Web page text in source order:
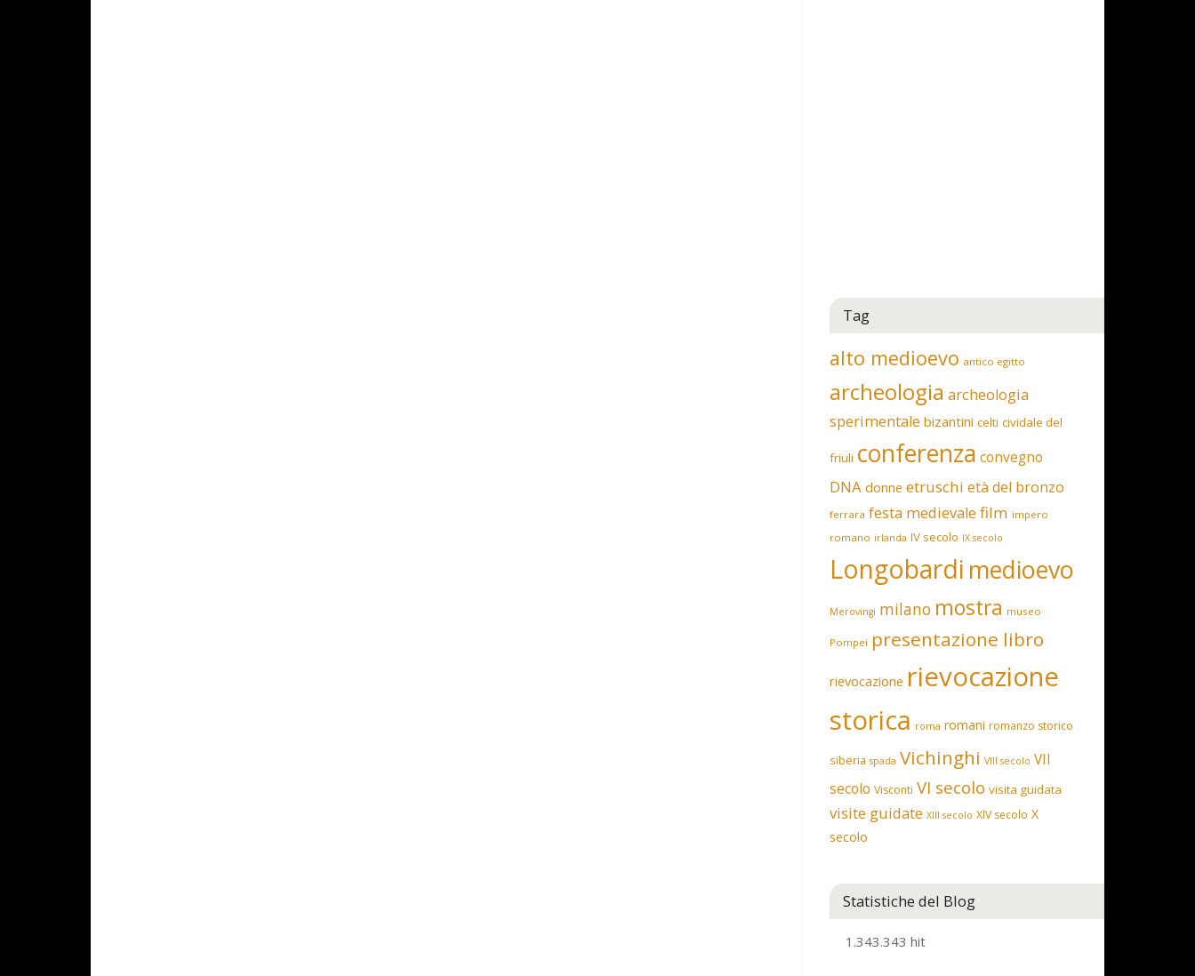
Tag
alto medioevo antico egitto
archeologia archeologia
sperimentale bizantini celti cividale del
friuli conferenza convegno
DNA donne etruschi età del bronzo
ferrara festa medievale film impero
romano irlanda IV secolo IX secolo
Longobardi medioevo
Merovingi milano mostra museo
Pompei presentazione libro
rievocazione rievocazione
storica roma romani romanzo storico
siberia spada Vichinghi VIII secolo VII
secolo Visconti VI secolo visita guidata
visite guidate XIII secolo XIV secolo X
secolo
Statistiche del Blog
1.343.343 hit